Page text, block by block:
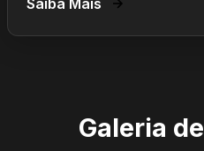
Saiba Mais
Galeria de